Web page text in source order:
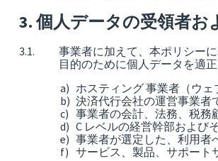
個人データの受領者お
事業者に加えて、本ポリシー
目的のために個人データを適
ホスティング 事業者（ウ
決済代行会社の運営事業者
事業者の会計、法務、税務
C レベルの経営幹部および
事業者が選定した、利用者
サービス、製品、サポート